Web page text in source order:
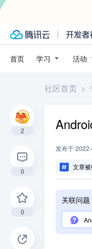
首页 学习 活动
社区首页 >
发布于
文章被
关联问题
2
0
0